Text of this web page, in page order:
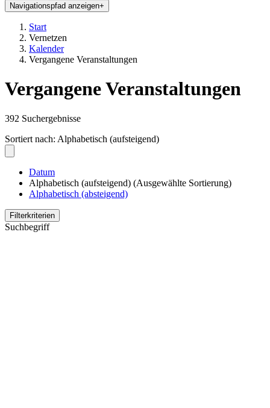
Navigationspfad anzeigen+
Start
Vernetzen
Kalender
Vergangene Veranstaltungen
Vergangene Veranstaltungen
392 Suchergebnisse
Sortiert nach: Alphabetisch (aufsteigend)
Datum
Alphabetisch (aufsteigend) (Ausgewählte Sortierung)
Alphabetisch (absteigend)
Filterkriterien
Suchbegriff